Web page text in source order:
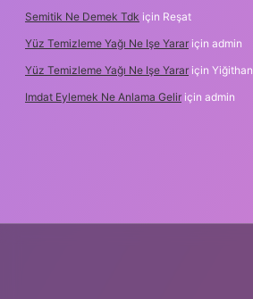
Semitik Ne Demek Tdk için Reşat
Yüz Temizleme Yağı Ne Işe Yarar için admin
Yüz Temizleme Yağı Ne Işe Yarar için Yiğithan
Imdat Eylemek Ne Anlama Gelir için admin